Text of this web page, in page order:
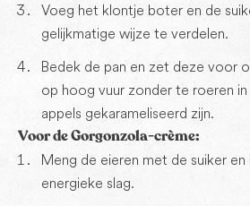
Voeg het klontje boter en de
gelijkmatige wijze te verdelen.
Bedek de pan en zet deze voor
op hoog vuur zonder te roeren
appels gekarameliseerd zijn.
Voor de Gorgonzola-crème:
Meng de eieren met de suiker
energieke slag.